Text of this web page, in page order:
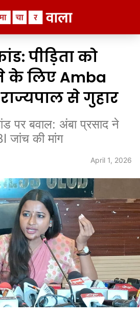
पीड़िता को
के लिए Amba
से गुहार
पर बवाल: अंबा प्रसाद ने
जांच की मांग
April 1, 2026